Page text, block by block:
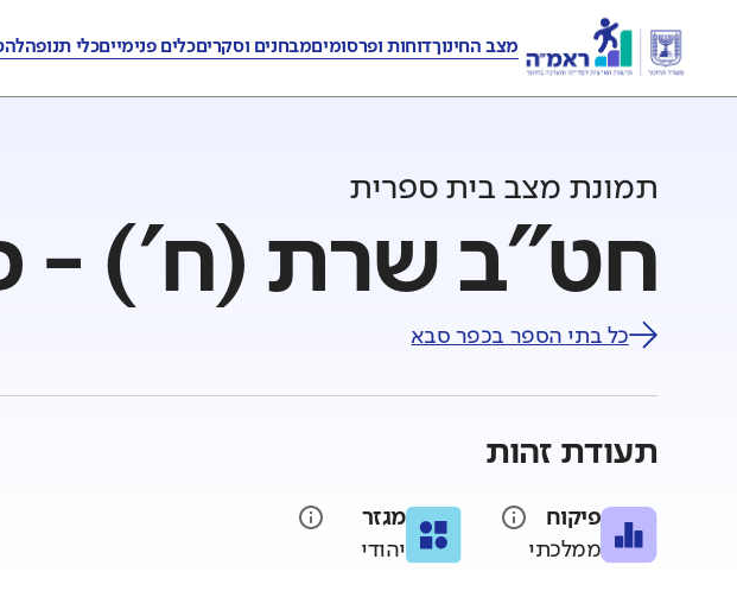
מצב החינוךדוחות ופרסומיםמבחנים וסקריםכלים פנימייםכלי תנופה
תמונת מצב בית ספרית
חט"ב שרת (ח') -
כל בתי הספר בכפר סבא
תעודת זהות
פיקוח
ממלכתי
מגזר
יהודי